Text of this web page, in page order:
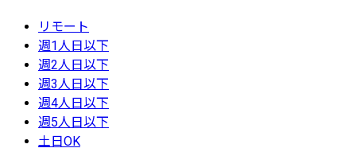
リモート
週1人日以下
週2人日以下
週3人日以下
週4人日以下
週5人日以下
土日OK